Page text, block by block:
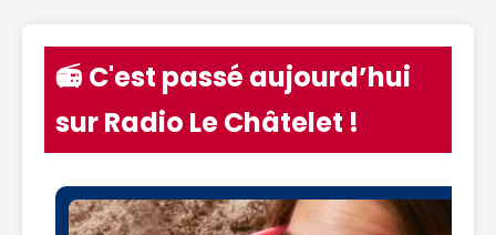
📻 C'est passé aujourd’hui
sur Radio Le Châtelet !